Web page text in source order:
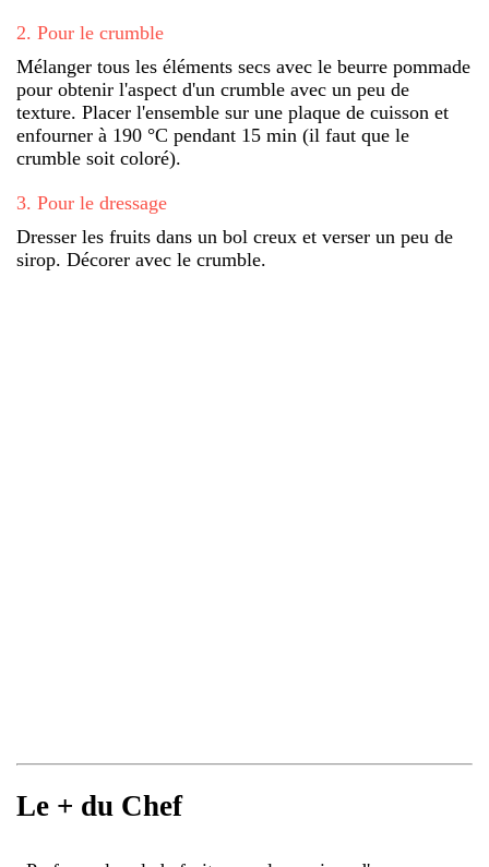
2. Pour le crumble
Mélanger tous les éléments secs avec le beurre pommade
pour obtenir l'aspect d'un crumble avec un peu de
texture. Placer l'ensemble sur une plaque de cuisson et
enfourner à 190 °C pendant 15 min (il faut que le
crumble soit coloré).
3. Pour le dressage
Dresser les fruits dans un bol creux et verser un peu de
sirop. Décorer avec le crumble.
Le + du Chef